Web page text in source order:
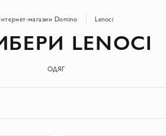
магазин Domino Lenoci
LENOCI
ОДЯГ